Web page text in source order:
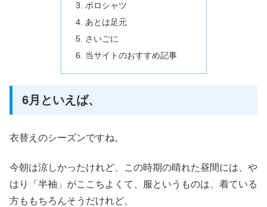
ポロシャツ
あとは足元
さいごに
当サイトのおすすめ記事
6月といえば、
衣替えのシーズンですね。
今朝は涼しかったけれど、この時期の晴れた昼間には、や
はり「半袖」がここちよくて、服というものは、着ている
方ももちろんそうだけれど、